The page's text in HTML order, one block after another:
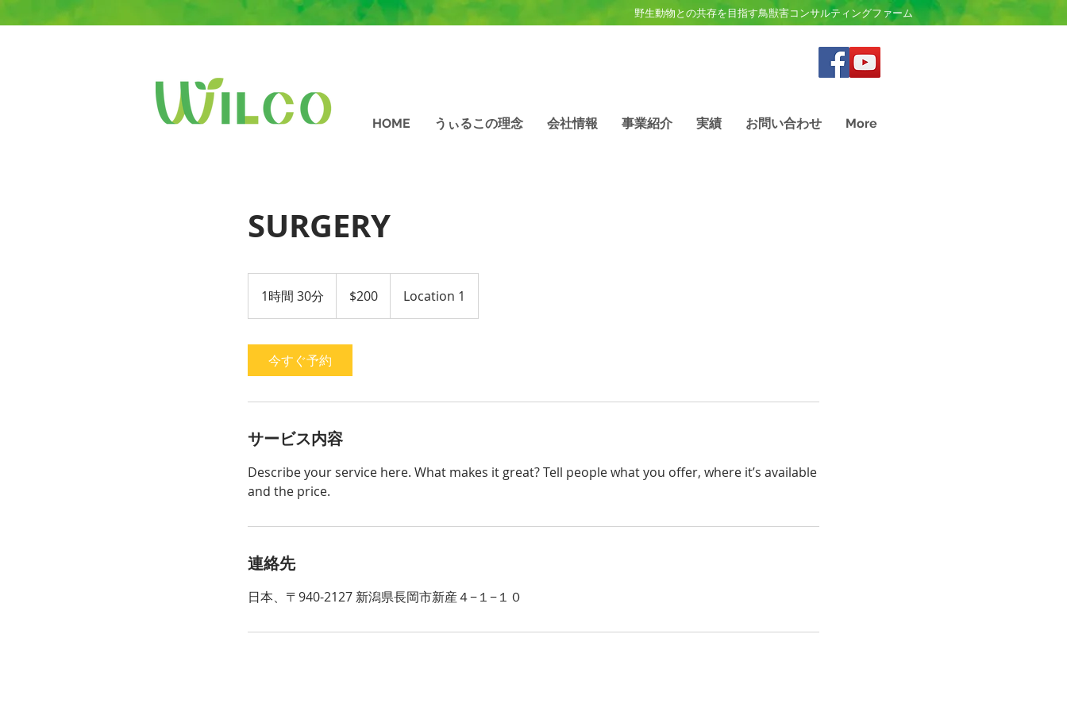
野生動物との共存を目指す鳥獣害コンサルティングファーム
HOME うぃるこの理念 会社情報 事業紹介 実績 お問い合わせ More
SURGERY
1時間 30分
時
0
分
$200 Location 1
今すぐ予約
サービス内容
Describe your service here. What makes it great? Tell people what you offer, where it’s available
and the price.
連絡先
日本、〒940-2127 新潟県長岡市新産４−１−１０